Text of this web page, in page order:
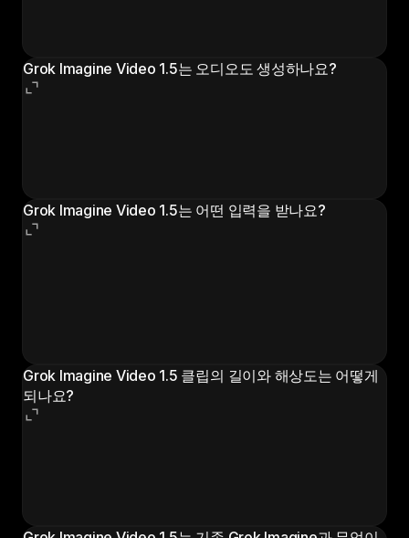
Grok Imagine Video 1.5는 오디오도 생성하나요?
Grok Imagine Video 1.5는 어떤 입력을 받나요?
Grok Imagine Video 1.5 클립의 길이와 해상도는 어떻게
되나요?